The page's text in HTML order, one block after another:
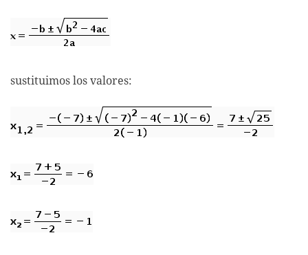
sustituimos los valores: